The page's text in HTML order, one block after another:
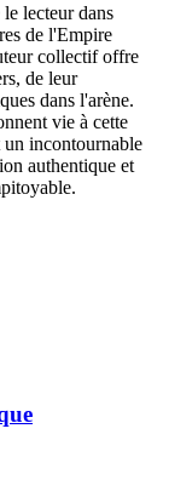
lecteur dans
de l'Empire
collectif offre
de leur
dans l'arène.
vie à cette
incontournable
authentique et